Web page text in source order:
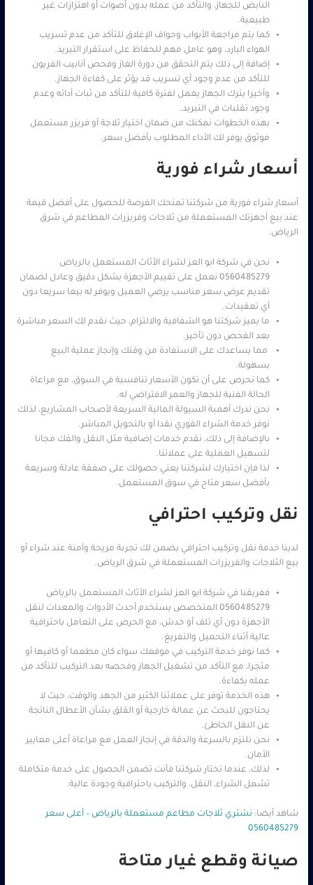
النابض للجهاز، والتأكد من عمله بدون أصوات أو اهتزازات غير
طبيعية.
كما يتم مراجعة الأبواب وحواف الإغلاق للتأكد من عدم تسريب
الهواء البارد، وهو عامل مهم للحفاظ على استقرار التبريد.
إضافة إلى ذلك يتم التحقق من دورة الغاز وفحص أنابيب الفريون
للتأكد من عدم وجود أي تسريب قد يؤثر على كفاءة الجهاز.
وأخيرا يترك الجهاز يعمل لفترة كافية للتأكد من ثبات أدائه وعدم
وجود تقلبات في التبريد.
بهذه الخطوات نمكنك من ضمان اختيار ثلاجة أو فريزر مستعمل
موثوق يوفر لك الأداء المطلوب بأفضل سعر.
أسعار شراء فورية
أسعار شراء فورية من شركتنا تمنحك الفرصة للحصول على أفضل قيمة
عند بيع أجهزتك المستعملة من ثلاجات وفريزرات المطاعم في شرق
الرياض.
نحن في شركة ابو العز لشراء الأثاث المستعمل بالرياض
0560485279 نعمل على تقييم الأجهزة بشكل دقيق وعادل لضمان
تقديم عرض سعر مناسب يرضي العميل ويوفر له بيعا سريعا دون
أي تعقيدات.
ما يميز شركتنا هو الشفافية والالتزام، حيث نقدم لك السعر مباشرة
بعد الفحص دون تأخير.
مما يساعدك على الاستفادة من وقتك وإنجاز عملية البيع
بسهولة.
كما نحرص على أن تكون الأسعار تنافسية في السوق، مع مراعاة
الحالة الفنية للجهاز والعمر الافتراضي له.
نحن ندرك أهمية السيولة المالية السريعة لأصحاب المشاريع، لذلك
نوفر خدمة الشراء الفوري نقدا أو بالتحويل المباشر.
بالإضافة إلى ذلك، نقدم خدمات إضافية مثل النقل والفك مجانا
لتسهيل العملية على عملائنا.
لذا فإن اختيارك لشركتنا يعني حصولك على صفقة عادلة وسريعة
بأفضل سعر متاح في سوق المستعمل.
نقل وتركيب احترافي
لدينا خدمة نقل وتركيب احترافي يضمن لك تجربة مريحة وآمنة عند شراء أو
بيع الثلاجات والفريزرات المستعملة في شرق الرياض.
ففريقنا في شركة ابو العز لشراء الأثاث المستعمل بالرياض
0560485279 المتخصص يستخدم أحدث الأدوات والمعدات لنقل
الأجهزة دون أي تلف أو خدش، مع الحرص على التعامل باحترافية
عالية أثناء التحميل والتفريغ.
كما نوفر خدمة التركيب في موقعك سواء كان مطعما أو كافيها أو
متجرا، مع التأكد من تشغيل الجهاز وفحصه بعد التركيب للتأكد من
عمله بكفاءة.
هذه الخدمة توفر على عملائنا الكثير من الجهد والوقت، حيث لا
يحتاجون للبحث عن عمالة خارجية أو القلق بشأن الأعطال الناتجة
عن النقل الخاطئ.
نحن نلتزم بالسرعة والدقة في إنجاز العمل مع مراعاة أعلى معايير
الأمان.
لذلك، عندما تختار شركتنا فأنت تضمن الحصول على خدمة متكاملة
تشمل الشراء، النقل، والتركيب باحترافية وجودة عالية.
شاهد أيضا: نشتري ثلاجات مطاعم مستعملة بالرياض – أعلى سعر
0560485279
صيانة وقطع غيار متاحة